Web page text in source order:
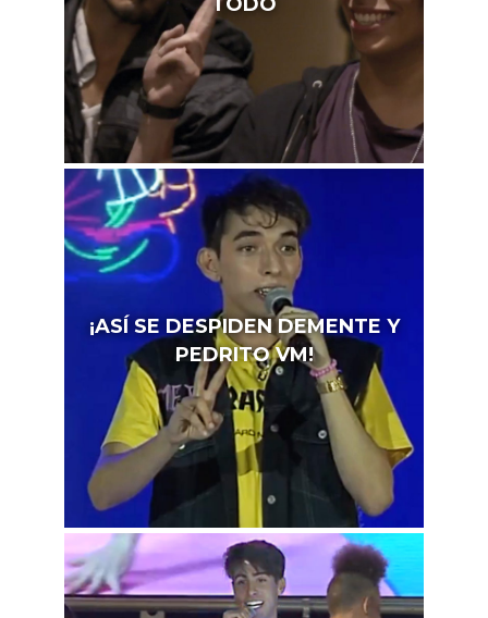
¡ASÍ SE DESPIDEN DEMENTE Y
PEDRITO VM!